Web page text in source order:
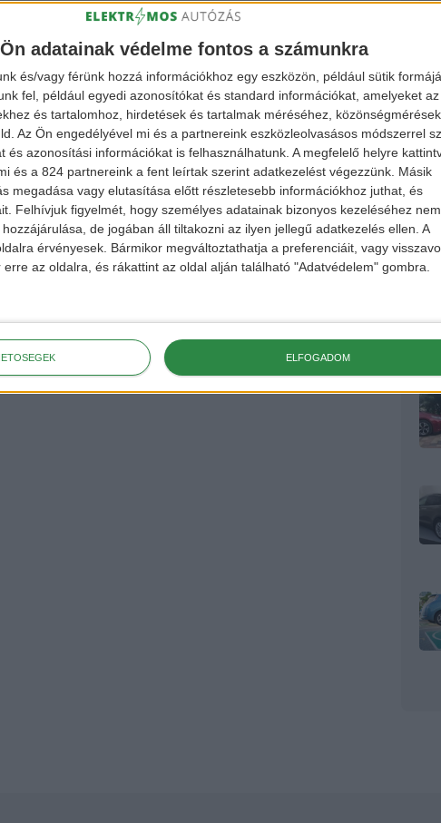
adatainak védelme fontos a számunkra
és/vagy férünk hozzá információkhoz egy eszközön, például sütik
fel, például egyedi azonosítókat és standard információkat, amelyeket
és tartalomhoz, hirdetések és tartalmak méréséhez,
Az Ön engedélyével mi és a partnereink eszközleolvasásos módszerrel
és azonosítási információkat is felhasználhatunk. A megfelelő helyre
és a 824 partnereink a fent leírtak szerint adatkezelést végezzünk. Másik
megadása vagy elutasítása előtt részletesebb információkhoz juthat, és
Felhívjuk figyelmét, hogy személyes adatainak bizonyos kezeléséhez nem
de jogában áll tiltakozni az ilyen jellegű adatkezelés ellen. A
érvényesek. Bármikor megváltoztathatja a preferenciáit, vagy
az oldalra, és rákattint az oldal alján található "Adatvédelem" gombra.
ELFOGADOM
és